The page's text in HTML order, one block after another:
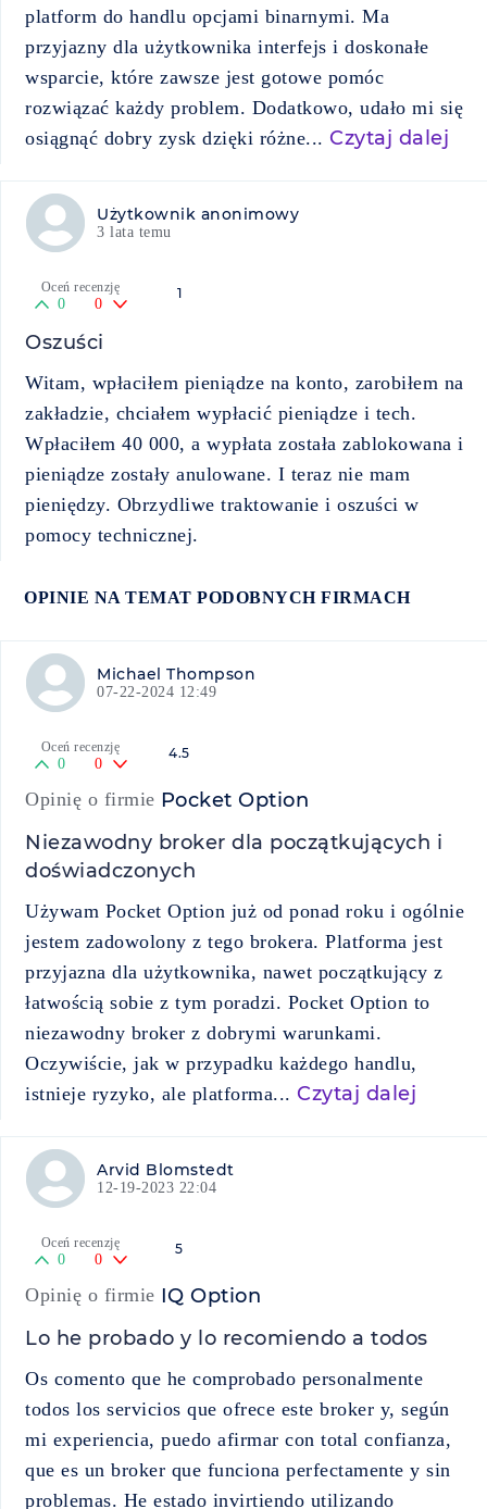
platform do handlu opcjami binarnymi. Ma
przyjazny dla użytkownika interfejs i doskonałe
wsparcie, które zawsze jest gotowe pomóc
rozwiązać każdy problem. Dodatkowo, udało mi się
osiągnąć dobry zysk dzięki różne... Czytaj dalej
Użytkownik anonimowy
3 lata temu
1
Oceń recenzję
0 0
Oszuści
Witam, wpłaciłem pieniądze na konto, zarobiłem na
zakładzie, chciałem wypłacić pieniądze i tech.
Wpłaciłem 40 000, a wypłata została zablokowana i
pieniądze zostały anulowane. I teraz nie mam
pieniędzy. Obrzydliwe traktowanie i oszuści w
pomocy technicznej.
OPINIE NA TEMAT PODOBNYCH FIRMACH
Michael Thompson
07-22-2024 12:49
4.5
Oceń recenzję
0 0
Opinię o firmie Pocket Option
Niezawodny broker dla początkujących i
doświadczonych
Używam Pocket Option już od ponad roku i ogólnie
jestem zadowolony z tego brokera. Platforma jest
przyjazna dla użytkownika, nawet początkujący z
łatwością sobie z tym poradzi. Pocket Option to
niezawodny broker z dobrymi warunkami.
Oczywiście, jak w przypadku każdego handlu,
istnieje ryzyko, ale platforma... Czytaj dalej
Arvid Blomstedt
12-19-2023 22:04
5
Oceń recenzję
0 0
Opinię o firmie IQ Option
Lo he probado y lo recomiendo a todos
Os comento que he comprobado personalmente
todos los servicios que ofrece este broker y, según
mi experiencia, puedo afirmar con total confianza,
que es un broker que funciona perfectamente y sin
problemas. He estado invirtiendo utilizando